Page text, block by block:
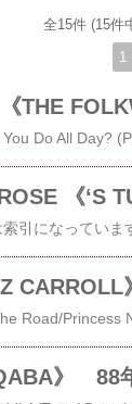
全15件 (15件
1
》 88